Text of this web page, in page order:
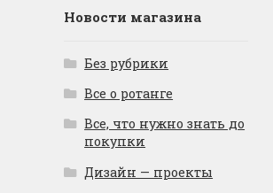
Новости магазина
Без рубрики
Все о ротанге
Все, что нужно знать до
покупки
Дизайн — проекты